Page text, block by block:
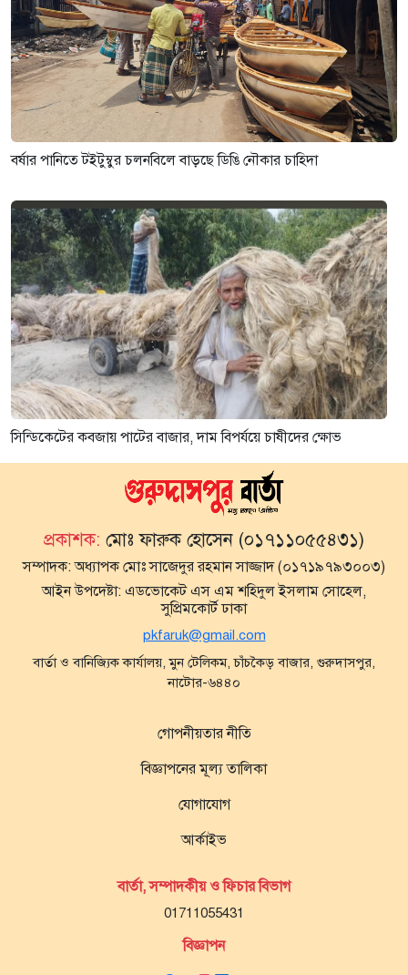
বর্ষার পানিতে টইটুম্বুর চলনবিলে বাড়ছে ডিঙি নৌকার চাহিদা
সিন্ডিকেটের কবজায় পাটের বাজার, দাম বিপর্যয়ে চাষীদের ক্ষোভ
প্রকাশক: মোঃ ফারুক হোসেন (০১৭১১০৫৫৪৩১)
সম্পাদক:অধ্যাপক মোঃ সাজেদুর রহমান সাজ্জাদ (০১৭১৯৭৯৩০০৩)
আইন উপদেষ্টা: এডভোকেট এস এম শহিদুল ইসলাম সোহেল,
সুপ্রিমকোর্ট ঢাকা
pkfaruk@gmail.com
বার্তা ও বানিজ্যিক কার্যালয়, মুন টেলিকম, চাঁচকৈড় বাজার, গুরুদাসপুর,
নাটোর-৬৪৪০
গোপনীয়তার নীতি
বিজ্ঞাপনের মূল্য তালিকা
যোগাযোগ
আর্কাইভ
বার্তা, সম্পাদকীয় ও ফিচার বিভাগ
01711055431
বিজ্ঞাপন